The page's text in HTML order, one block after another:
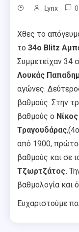
Lynx 0
Χθες το
το 34ο Blitz
Συμμετείχαν 34
Λουκάς
αγώνες.
βαθμούς. Στην
βαθμούς ο
Τραγουδάρας
από 1900,
βαθμούς και σε
Τζωρτζάτος.
βαθμολογία και
Ευχαριστούμε